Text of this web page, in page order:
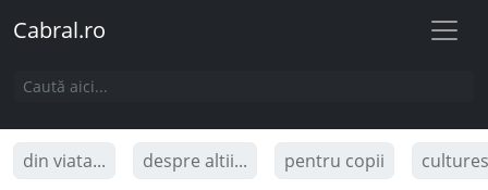
Cabral.ro
din viata... despre altii... pentru copii